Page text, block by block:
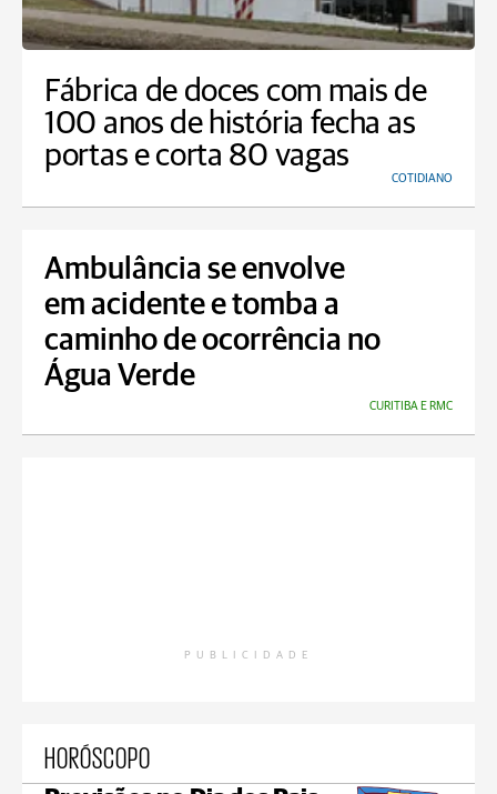
Fábrica de doces com mais de
100 anos de história fecha as
portas e corta 80 vagas
COTIDIANO
Ambulância se envolve
em acidente e tomba a
caminho de ocorrência no
Água Verde
CURITIBA E RMC
PUBLICIDADE
HORÓSCOPO